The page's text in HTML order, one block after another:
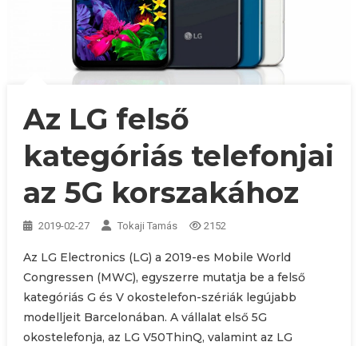
Az LG felső
kategóriás telefonjai
az 5G korszakához
2019-02-27 Tokaji Tamás 2152
Az LG Electronics (LG) a 2019-es Mobile World
Congressen (MWC), egyszerre mutatja be a felső
kategóriás G és V okostelefon-szériák legújabb
modelljeit Barcelonában. A vállalat első 5G
okostelefonja, az LG V50ThinQ, valamint az LG